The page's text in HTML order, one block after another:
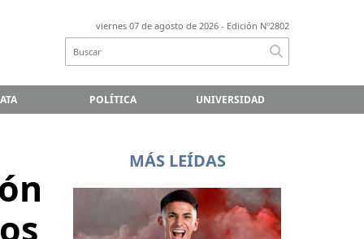
viernes 07 de agosto de 2026 - Edición Nº2802
POLÍTICA UNIVERSIDAD
MÁS LEÍDAS